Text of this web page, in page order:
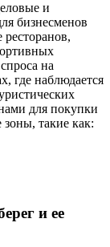
и
бизнесменов
ресторанов,
на
где наблюдается
для покупки
такие как:
и ее